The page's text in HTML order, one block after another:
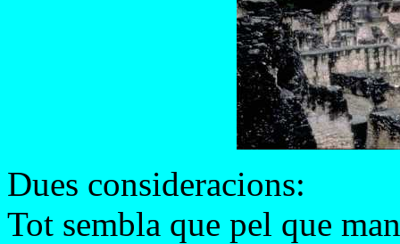
Dues consideracions:
Tot sembla que pel que